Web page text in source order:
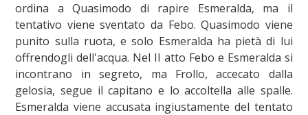
ordina a Quasimodo di rapire Esmeralda, ma il
tentativo viene sventato da Febo. Quasimodo viene
punito sulla ruota, e solo Esmeralda ha pietà di lui
offrendogli dell'acqua. Nel II atto Febo e Esmeralda si
incontrano in segreto, ma Frollo, accecato dalla
gelosia, segue il capitano e lo accoltella alle spalle.
Esmeralda viene accusata ingiustamente del tentato